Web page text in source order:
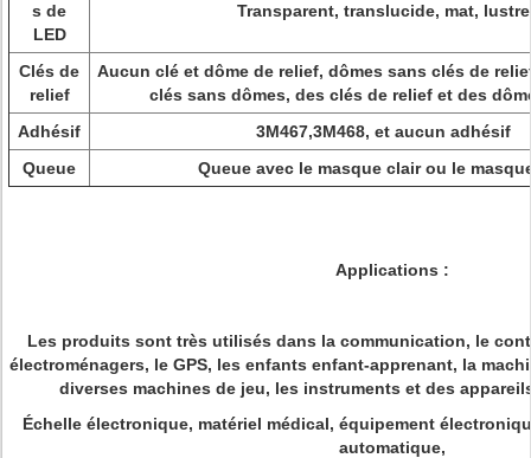
s de
LED
Transparent, translucide, mat, lustre
Clés de
relief
Aucun clé et dôme de relief, dômes sans clés de
clés sans dômes, des clés de relief et des
Adhésif
3M467,3M468, et aucun adhésif
Queue
Queue avec le masque clair ou le
Applications :
Les produits sont très utilisés dans la communication, le
électroménagers, le GPS, les enfants enfant-apprenant, la
diverses machines de jeu, les instruments et des
Échelle électronique, matériel médical, équipement
automatique,